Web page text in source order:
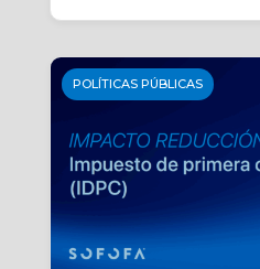
POLÍTICAS PÚBLICAS